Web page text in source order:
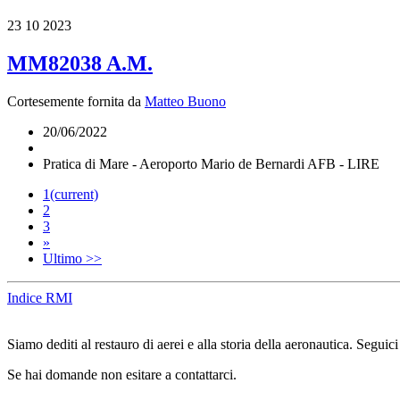
23 10 2023
MM82038 A.M.
Cortesemente fornita da Matteo Buono
20/06/2022
Pratica di Mare - Aeroporto Mario de Bernardi AFB - LIRE
1(current)
2
3
»
Ultimo >>
Indice RMI
Siamo dediti al restauro di aerei e alla storia della aeronautica.
Se hai domande non esitare a contattarci.